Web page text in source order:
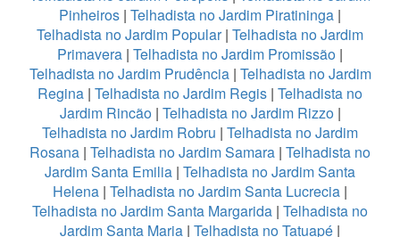
Pinheiros | Telhadista no Jardim Piratininga |
Telhadista no Jardim Popular| Telhadista no Jardim
Primavera | Telhadista no Jardim Promissão |
Telhadista no Jardim Prudência| Telhadista no Jardim
Regina | Telhadista no Jardim Regis | Telhadista no
Jardim Rincão| Telhadista no Jardim Rizzo|
Telhadista no Jardim Robru | Telhadista no Jardim
Rosana | Telhadista no Jardim Samara | Telhadista no
Jardim Santa Emilia | Telhadista no Jardim Santa
Helena | Telhadista no Jardim Santa Lucrecia |
Telhadista no Jardim Santa Margarida | Telhadista no
Jardim Santa Maria | Telhadista no Tatuapé |